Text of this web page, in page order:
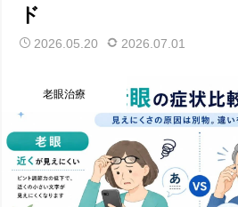
ド
2026.05.20 2026.07.01
老眼治療